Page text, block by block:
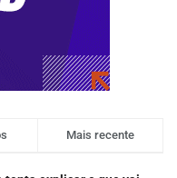
Mais recente